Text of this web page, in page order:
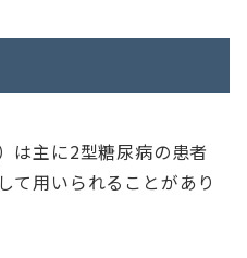
は主に2型糖尿病の患者
て用いられることがあり